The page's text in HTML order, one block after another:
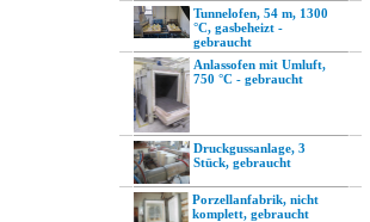
Tunnelofen, 54 m, 1300
°C, gasbeheizt -
gebraucht
Anlassofen mit Umluft,
750 °C - gebraucht
Druckgussanlage, 3
Stück, gebraucht
Porzellanfabrik, nicht
komplett, gebraucht